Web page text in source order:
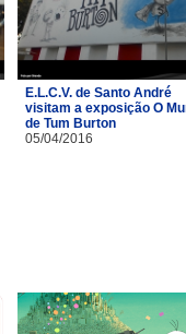
E.L.C.V. de Santo André
visitam a exposição O
de Tum Burton
05/04/2016